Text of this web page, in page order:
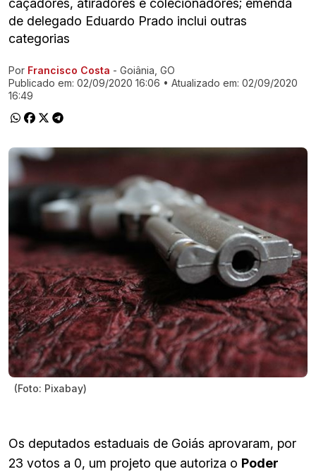
caçadores, atiradores e colecionadores; emenda
de delegado Eduardo Prado inclui outras
categorias
Ir direto pra matéria
Por Francisco Costa - Goiânia, GO
Publicado em: 02/09/2020 16:06 • Atualizado em: 02/09/2020
16:49
(Foto: Pixabay)
Os deputados estaduais de Goiás aprovaram, por
23 votos a 0, um projeto que autoriza o Poder